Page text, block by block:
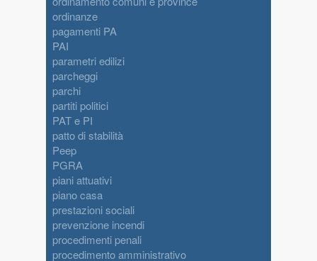
ordinanze
pagamenti PA
PAI
parametri edilizi
parcheggi
parchi
partiti politici
PAT e PI
patto di stabilità
Peep
PGRA
piani attuativi
piano casa
prestazioni sociali
prevenzione incendi
procedimenti penali
procedimento amministrativo